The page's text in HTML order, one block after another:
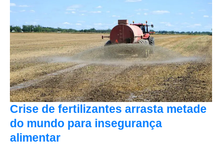
Crise de fertilizantes arrasta metade
do mundo para insegurança
alimentar